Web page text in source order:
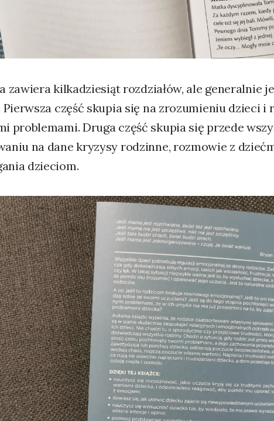
zawiera kilkadziesiąt rozdziałów, ale generalnie
Pierwsza część skupia się na zrozumieniu dzieci i
problemami. Druga część skupia się przede
na dane kryzysy rodzinne, rozmowie z
dzieciom.